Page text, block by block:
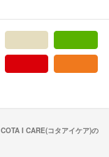
COTA I CARE(コタアイケア)の